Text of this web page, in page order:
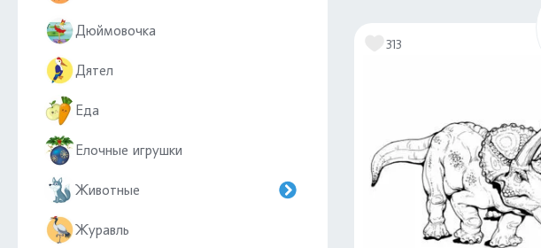
Дюймовочка
Дятел
Еда
Елочные игрушки
Животные
Журавль
313